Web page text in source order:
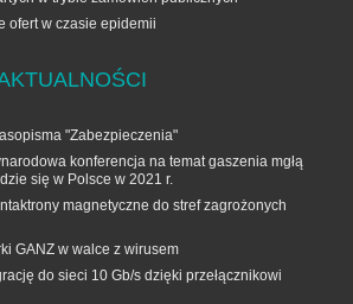
ofert w czasie epidemii
"Zabezpieczenia"
konferencja na temat gaszenia mgłą
się w Polsce w 2021 r.
magnetyczne do stref zagrożonych
GANZ w walce z wirusem
do sieci 10 Gb/s dzięki przełącznikowi